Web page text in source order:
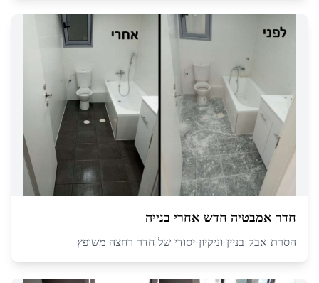
חדר אמבטיה חדש אחרי בנייה
הסרת אבק בניין וניקיון יסודי של חדר רחצה משופץ